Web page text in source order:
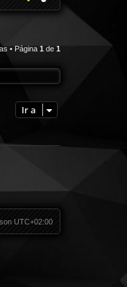
• Página 1 de 1
Ir a
UTC+02:00